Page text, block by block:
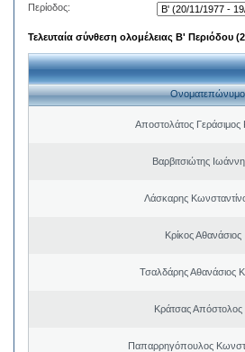
Περίοδος:
Τελευταία σύνθεση ολομέλειας Β' Περιόδου
Ονοματεπώνυμο
Αποστολάτος Γεράσιμος
Βαρβιτσιώτης
Λάσκαρης
Κρίκος
Τσαλδάρης Αθανάσιος
Κράτσας Απόστολος
Παπαρρηγόπουλος